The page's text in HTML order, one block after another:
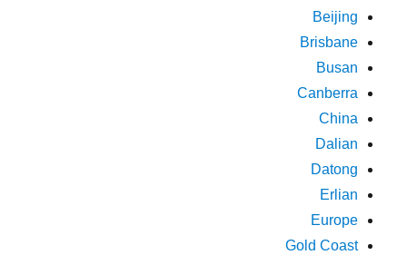
Beijing
Brisbane
Busan
Canberra
China
Dalian
Datong
Erlian
Europe
Gold Coast